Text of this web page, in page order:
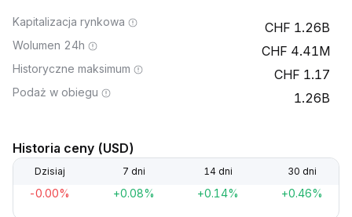
Kapitalizacja rynkowa 1.26B
Wolumen 24h 4.41M
Historyczne maksimum 1.17
Podaż w obiegu 1.26B
Historia ceny (USD)
Dzisiaj 7 dni 14 dni 30 dni
-0.00% +0.08% +0.14% +0.46%